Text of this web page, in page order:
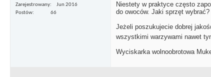
Zarejestrowany
Jun 2016
Postów
66
Niestety w praktyce często
do owoców. Jaki sprzęt wybrać?
Jeżeli poszukujecie dobrej
wszystkimi warzywami nawet
Wyciskarka wolnoobrotowa